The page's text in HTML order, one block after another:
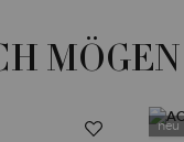
MÖGEN
neu